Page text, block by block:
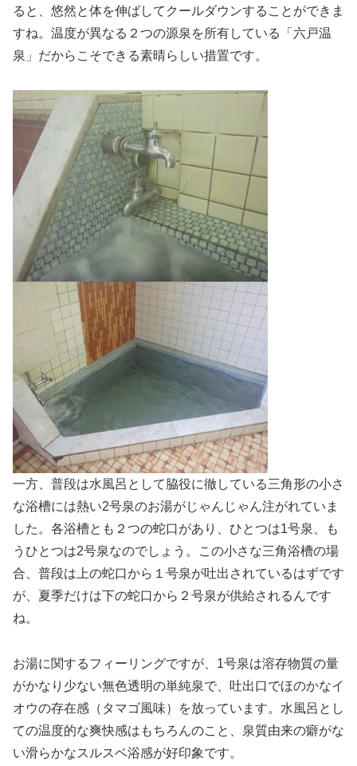
ると、悠然と体を伸ばしてクールダウンすることができま
すね。温度が異なる２つの源泉を所有している「六戸温
泉」だからこそできる素晴らしい措置です。
一方、普段は水風呂として脇役に徹している三角形の小さ
な浴槽には熱い2号泉のお湯がじゃんじゃん注がれていま
した。各浴槽とも２つの蛇口があり、ひとつは1号泉、も
うひとつは2号泉なのでしょう。この小さな三角浴槽の場
合、普段は上の蛇口から１号泉が吐出されているはずです
が、夏季だけは下の蛇口から２号泉が供給されるんです
ね。
お湯に関するフィーリングですが、1号泉は溶存物質の量
がかなり少ない無色透明の単純泉で、吐出口でほのかなイ
オウの存在感（タマゴ風味）を放っています。水風呂とし
ての温度的な爽快感はもちろんのこと、泉質由来の癖がな
い滑らかなスルスベ浴感が好印象です。